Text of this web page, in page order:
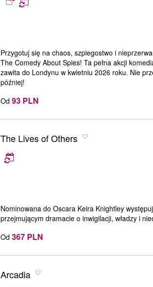
Przygotuj się na chaos, szpiegostwo i
The Comedy About Spies! Ta pełna akcji
zawita do Londynu w kwietniu 2026 roku. Nie
później!
Od 93 PLN
The Lives of Others
Nominowana do Oscara Keira Knightley
przejmującym dramacie o inwigilacji, władzy i
Od 367 PLN
Arcadia